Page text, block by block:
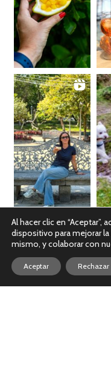
Al hacer clic en “Aceptar”,
dispositivo para mejorar
mismo, y colaborar con
Aceptar Rechazar